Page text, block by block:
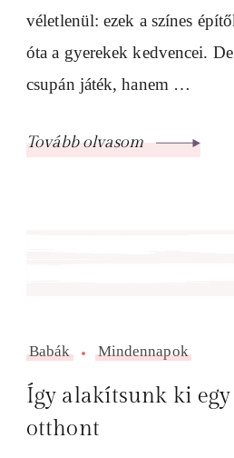
véletlenül: ezek a színes
óta a gyerekek kedvencei.
csupán játék, hanem …
Tovább olvasom
Babák Mindennapok
Így alakítsunk ki egy
otthont